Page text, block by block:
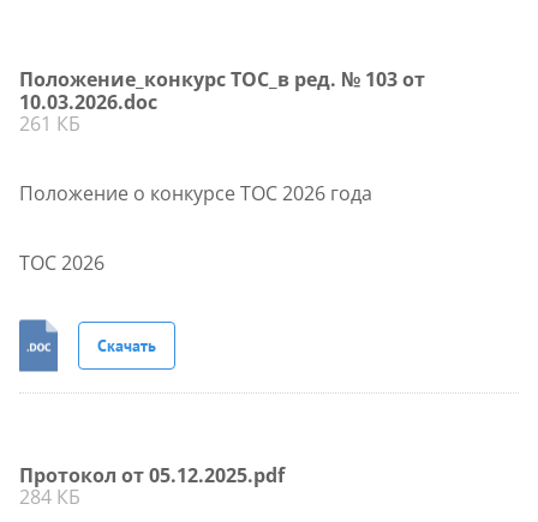
Положение_конкурс ТОС_в ред. № 103 от
10.03.2026.doc
261 КБ
Положение о конкурсе ТОС 2026 года
ТОС 2026
Скачать
Протокол от 05.12.2025.pdf
284 КБ